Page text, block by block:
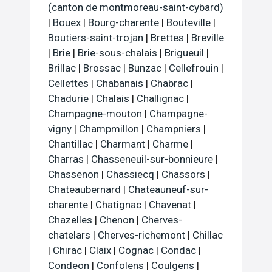
(canton de montmoreau-saint-cybard)
| Bouex | Bourg-charente | Bouteville |
Boutiers-saint-trojan | Brettes | Breville
| Brie | Brie-sous-chalais | Brigueuil |
Brillac | Brossac | Bunzac | Cellefrouin |
Cellettes | Chabanais | Chabrac |
Chadurie | Chalais | Challignac |
Champagne-mouton | Champagne-
vigny | Champmillon | Champniers |
Chantillac | Charmant | Charme |
Charras | Chasseneuil-sur-bonnieure |
Chassenon | Chassiecq | Chassors |
Chateaubernard | Chateauneuf-sur-
charente | Chatignac | Chavenat |
Chazelles | Chenon | Cherves-
chatelars | Cherves-richemont | Chillac
| Chirac | Claix | Cognac | Condac |
Condeon | Confolens | Coulgens |